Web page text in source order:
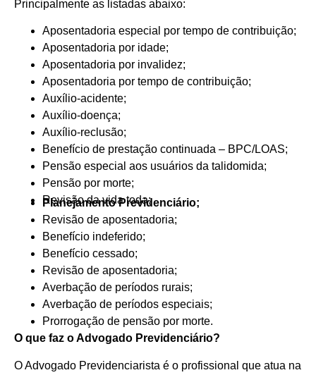
Principalmente as listadas abaixo:
Aposentadoria especial por tempo de contribuição;
Aposentadoria por idade;
Aposentadoria por invalidez;
Aposentadoria por tempo de contribuição;
Auxílio-acidente;
Auxílio-doença;
Auxílio-reclusão;
Benefício de prestação continuada – BPC/LOAS;
Pensão especial aos usuários da talidomida;
Pensão por morte;
Revisão da vida toda;
Planejamento Previdenciário;
Revisão de aposentadoria;
Benefício indeferido;
Benefício cessado;
Revisão de aposentadoria;
Averbação de períodos rurais;
Averbação de períodos especiais;
Prorrogação de pensão por morte.
O que faz o Advogado Previdenciário?
O Advogado Previdenciarista é o profissional que atua na